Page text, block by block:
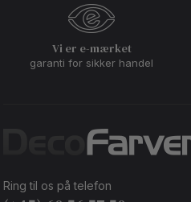
Vi er e-mærket
garanti for sikker handel
Ring til os på telefon